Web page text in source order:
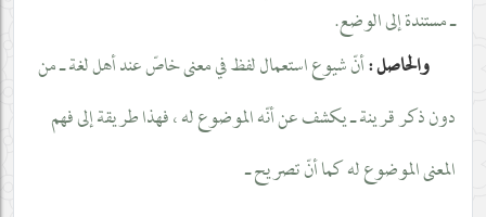
ـ مستندة إلى الوضع.
والحاصل :أنّ شيوع استعمال لفظ في معنى خاصّ عند أهل لغة ـ من
دون ذكر قرينة ـ يكشف عن أنّه الموضوع له ، فهذا طريقة إلى فهم
المعنى الموضوع له كما أنّ تصريح ـ